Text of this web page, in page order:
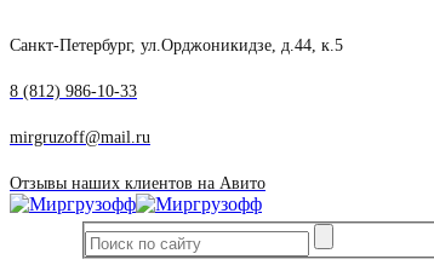
Санкт-Петербург, ул.Орджоникидзе, д.44, к.5
8 (812) 986-10-33
mirgruzoff@mail.ru
Отзывы наших клиентов на Авито